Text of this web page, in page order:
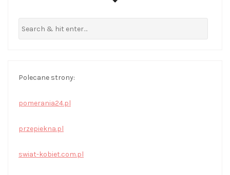
Polecane strony:
pomerania24.pl
przepiekna.pl
swiat-kobiet.com.pl